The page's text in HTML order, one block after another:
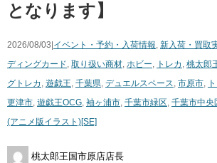
となります】
2026/08/03| イベント・予約・入荷情報, 新入荷・買取
ディングカード, 取り扱い商材, ホビー, トレカ , 桃太郎
グ トレカ , 遊戯王, 千葉県, デュエルスペース, 市原市,
更津市, 遊戯王OCG, 袖ヶ浦市, 千葉市緑区, 千葉市中央
(アニメ版イラスト)[SE]
桃太郎王国市原店店長